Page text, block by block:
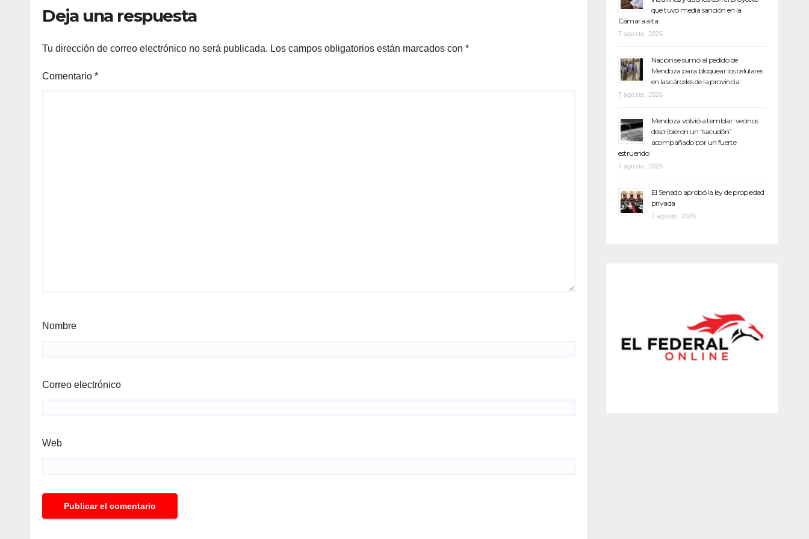
Deja una respuesta
Tu dirección de correo electrónico no será publicada. Los campos obligatorios están marcados con *
Comentario *
Nombre
Correo electrónico
Web
que tuvo media sanción en la
Cámara alta
7 agosto, 2026
Nación se sumó al pedido de
Mendoza para bloquear los celulares
en las cárceles de la provincia
7 agosto, 2026
Mendoza volvió a temblar: vecinos
describieron un “sacudón”
acompañado por un fuerte
estruendo
7 agosto, 2026
El Senado aprobó la ley de propiedad
privada
7 agosto, 2026